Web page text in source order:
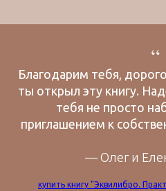
“
Благодарим тебя,
ты открыл эту книгу.
тебя не просто
приглашением к
— Олег и
купить книгу "Эквилибро.